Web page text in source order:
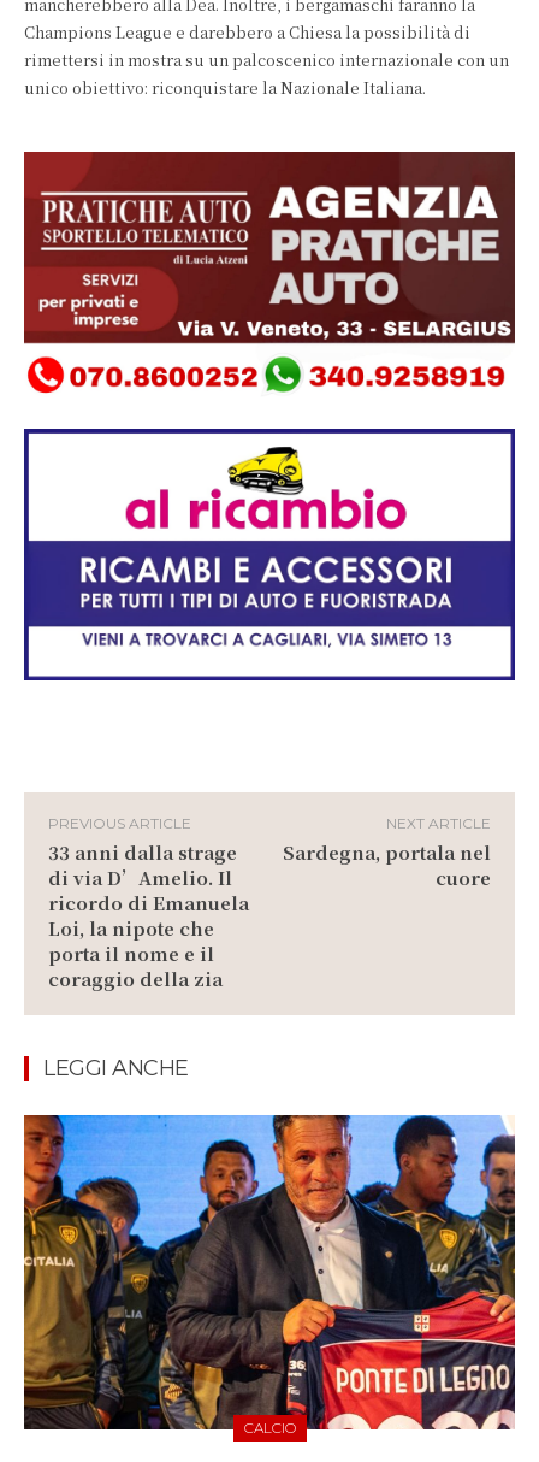
Champions League e darebbero a Chiesa la possibilità di
rimettersi in mostra su un palcoscenico internazionale con un
unico obiettivo: riconquistare la Nazionale Italiana.
PREVIOUS ARTICLE
33 anni dalla strage
di via D’Amelio. Il
ricordo di Emanuela
Loi, la nipote che
porta il nome e il
coraggio della zia
NEXT ARTICLE
Sardegna, portala nel
cuore
LEGGI ANCHE
CALCIO